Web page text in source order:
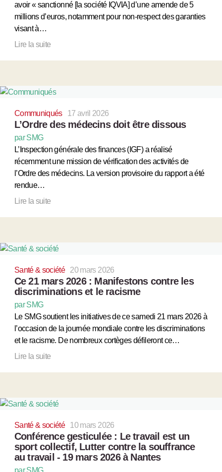
avoir « sanctionné [la société IQVIA] d’une amende de 5
millions d’euros, notamment pour non-respect des garanties
visant à…
Lire la suite
Communiqués 17 avril 2026
L’Ordre des médecins doit être dissous
par SMG
L’Inspection générale des finances (IGF) a réalisé
récemment une mission de vérification des activités de
l’Ordre des médecins. La version provisoire du rapport a été
rendue…
Lire la suite
Santé & société 20 mars 2026
Ce 21 mars 2026 : Manifestons contre les
discriminations et le racisme
par SMG
Le SMG soutient les initiatives de ce samedi 21 mars 2026 à
l’occasion de la journée mondiale contre les discriminations
et le racisme. De nombreux cortèges défileront ce…
Lire la suite
Santé & société 10 mars 2026
Conférence gesticulée : Le travail est un
sport collectif, Lutter contre la souffrance
au travail - 19 mars 2026 à Nantes